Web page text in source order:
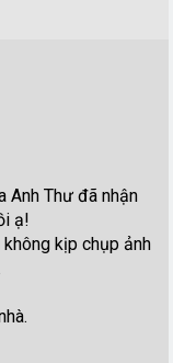
Anh Thư đã nhận
ạ!
kịp chụp ảnh